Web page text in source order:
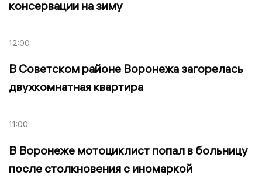
консервации на зиму
12:00
В Советском районе Воронежа загорелась
двухкомнатная квартира
11:00
В Воронеже мотоциклист попал в больницу
после столкновения с иномаркой